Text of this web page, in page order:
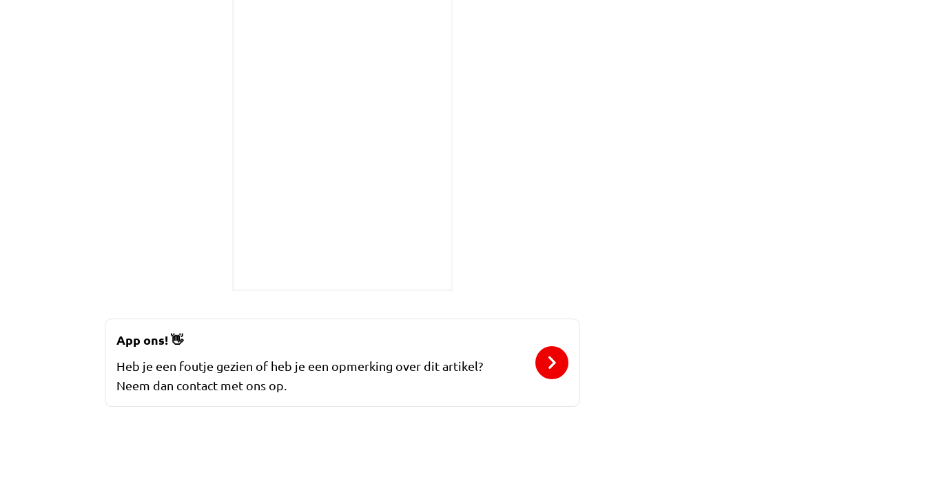
App ons!👋
Heb je een foutje gezien of heb je een opmerking over dit artikel?
Neem dan contact met ons op.